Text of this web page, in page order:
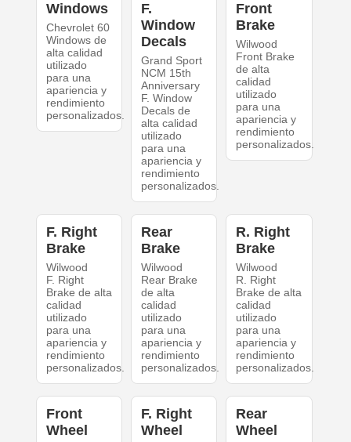
Windows
Chevrolet 60
Windows de
alta calidad
utilizado
para una
apariencia y
rendimiento
personalizados.
F.
Window
Decals
Grand Sport
NCM 15th
Anniversary
F. Window
Decals de
alta calidad
utilizado
para una
apariencia y
rendimiento
personalizados.
Front
Brake
Wilwood
Front Brake
de alta
calidad
utilizado
para una
apariencia y
rendimiento
personalizados.
F. Right
Brake
Wilwood
F. Right
Brake de alta
calidad
utilizado
para una
apariencia y
rendimiento
personalizados.
Rear
Brake
Wilwood
Rear Brake
de alta
calidad
utilizado
para una
apariencia y
rendimiento
personalizados.
R. Right
Brake
Wilwood
R. Right
Brake de alta
calidad
utilizado
para una
apariencia y
rendimiento
personalizados.
Front
Wheel
F. Right
Wheel
Rear
Wheel